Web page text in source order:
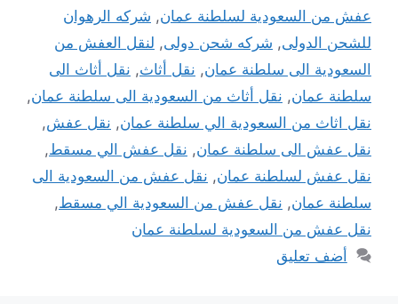
عفش من السعودية لسلطنة عمان, شركه الرهوان
للشحن الدولى, شركه شحن دولى, لنقل العفش من
السعودية الى سلطنة عمان, نقل أثاث, نقل أثاث الى
سلطنة عمان, نقل أثاث من السعودية الى سلطنة عمان,
نقل اثاث من السعودية الي سلطنة عمان, نقل عفش,
نقل عفش الى سلطنة عمان, نقل عفش الي مسقط,
نقل عفش لسلطنة عمان, نقل عفش من السعودية الى
سلطنة عمان, نقل عفش من السعودية الي مسقط,
نقل عفش من السعودية لسلطنة عمان
أضف تعليق